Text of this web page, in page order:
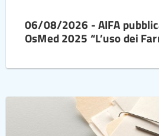
06/08/2026 - AIFA
OsMed 2025 “L’uso dei